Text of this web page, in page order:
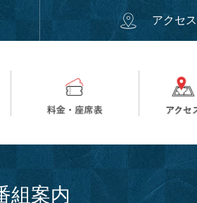
アクセス
組案内